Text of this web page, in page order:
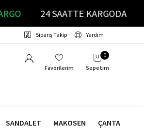
KARGO 24 SAATTE KARGODA
Sipariş Takip Yardım
Sepetim
0
Favorilerim
SANDALET MAKOSEN ÇANTA